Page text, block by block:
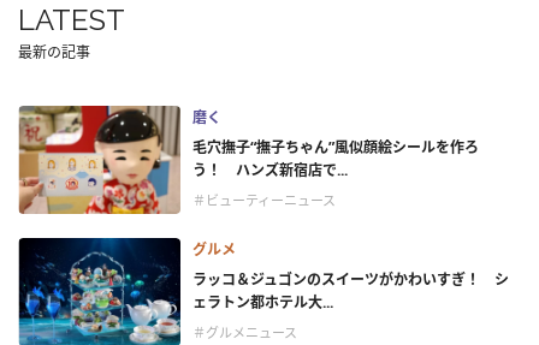
LATEST
最新の記事
磨く
毛穴撫子“撫子ちゃん”風似顔絵シールを作ろ
う！ ハンズ新宿店で...
＃ビューティーニュース
グルメ
ラッコ＆ジュゴンのスイーツがかわいすぎ！ シ
ェラトン都ホテル大...
＃グルメニュース